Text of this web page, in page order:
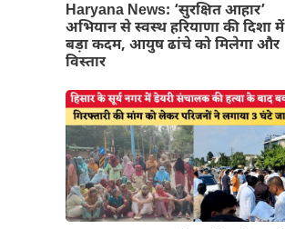
Haryana News: ‘सुरक्षित आहार’
अभियान से स्वस्थ हरियाणा की दिशा में
बड़ा कदम, आयुष ढांचे को मिलेगा और
विस्तार